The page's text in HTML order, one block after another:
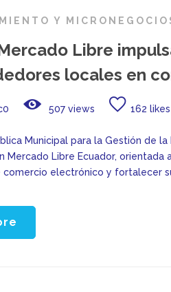
Y
Mercado Libre
locales en
507 views 162 likes
Municipal para la Gestión de
Mercado Libre Ecuador,
comercio electrónico y fortalecer